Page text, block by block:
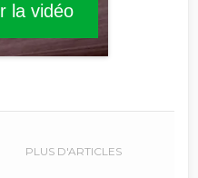
la vidéo
PLUS D'ARTICLES